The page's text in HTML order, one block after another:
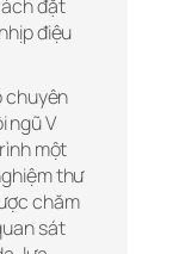
đặt
điệu
chuyên
ngũ V
một
thư
chăm
sát